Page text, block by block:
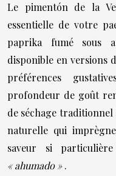
Le pimentón de la
essentielle de votre
paprika fumé sous
disponible en versions
préférences
profondeur de goût
de séchage traditionnel
naturelle qui
saveur si
« ahumado ».